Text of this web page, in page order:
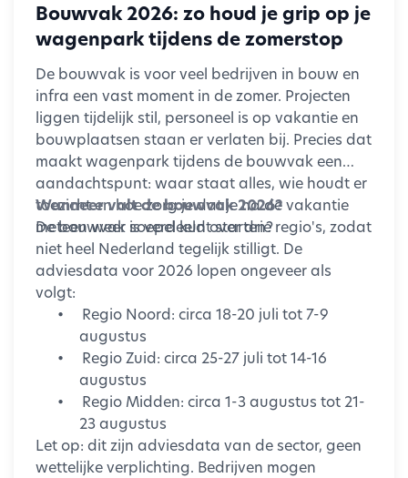
Bouwvak 2026: zo houd je grip op je
wagenpark tijdens de zomerstop
De bouwvak is voor veel bedrijven in bouw en
infra een vast moment in de zomer. Projecten
liggen tijdelijk stil, personeel is op vakantie en
bouwplaatsen staan er verlaten bij. Precies dat
maakt wagenpark tijdens de bouwvak een
aandachtspunt: waar staat alles, wie houdt er
toezicht en hoe zorg je dat je na de vakantie
meteen weer soepel kunt starten?
Wanneer valt de bouwvak 2026?
De bouwvak is verdeeld over drie regio's, zodat
niet heel Nederland tegelijk stilligt. De
adviesdata voor 2026 lopen ongeveer als
volgt:
•
Regio Noord: circa 18-20 juli tot 7-9
augustus
•
Regio Zuid: circa 25-27 juli tot 14-16
augustus
•
Regio Midden: circa 1-3 augustus tot 21-
23 augustus
Let op: dit zijn adviesdata van de sector, geen
wettelijke verplichting. Bedrijven mogen